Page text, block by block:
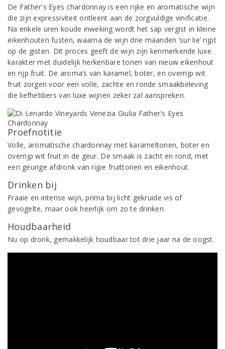
De Father's Eyes chardonnay is een rijke en aromatische wijn
die zijn expressiviteit ontleent aan de zorgvuldige vinificatie.
Na enkele uren koude inweking wordt het sap vergist in kleine
eikenhouten fusten, waarna de wijn drie maanden ‘sur lie’ rijpt
op de gisten. Dit proces geeft de wijn zijn kenmerkende luxe
karakter met duidelijk herkenbare tonen van nieuw eikenhout
en rijp fruit. De aroma’s van karamel, boter, en overrijp wit
fruit zorgen voor een volle, zachte en ronde smaakbeleving
die liefhebbers van luxe wijnen zeker zal aanspreken.
Proefnotitie
Volle, aromatische chardonnay met karameltonen, boter en
overrijp wit fruit in de geur. De smaak is zacht en rond, met
een geurige afdronk van rijpe fruittonen en eikenhout.
Drinken bij
Fraaie en intense wijn, prima bij licht gekruide vis of
gevogelte, maar ook heerlijk om zo te drinken.
Houdbaarheid
Nu op dronk, gemakkelijk houdbaar tot drie jaar na de oogst.